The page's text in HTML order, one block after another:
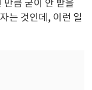
큼 굳이 안 받을
는 것인데, 이런 일